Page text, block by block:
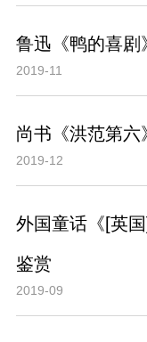
鲁迅《鸭的喜剧
2019-11
尚书《洪范第六
2019-12
外国童话《[英国
鉴赏
2019-09